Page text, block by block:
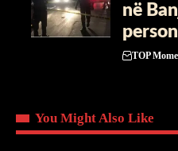
në
TOP
You Might Also Like